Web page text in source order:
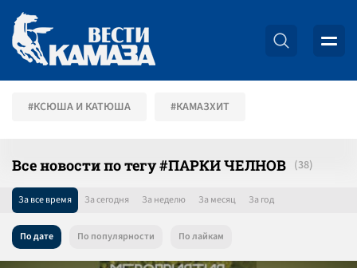
#КСЮША И КАТЮША #КАМАЗХИТ
Все новости по тегу #ПАРКИ ЧЕЛНОВ
За все время За сегодня За неделю За месяц За год
По дате По популярности По лайкам